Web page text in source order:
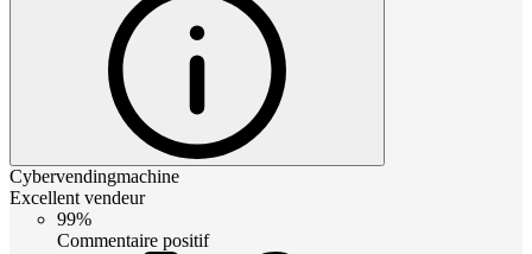
Cybervendingmachine
Excellent vendeur
99%
Commentaire positif